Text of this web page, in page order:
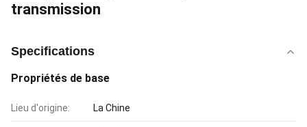
transmission
Specifications
Propriétés de base
Lieu d'origine: La Chine